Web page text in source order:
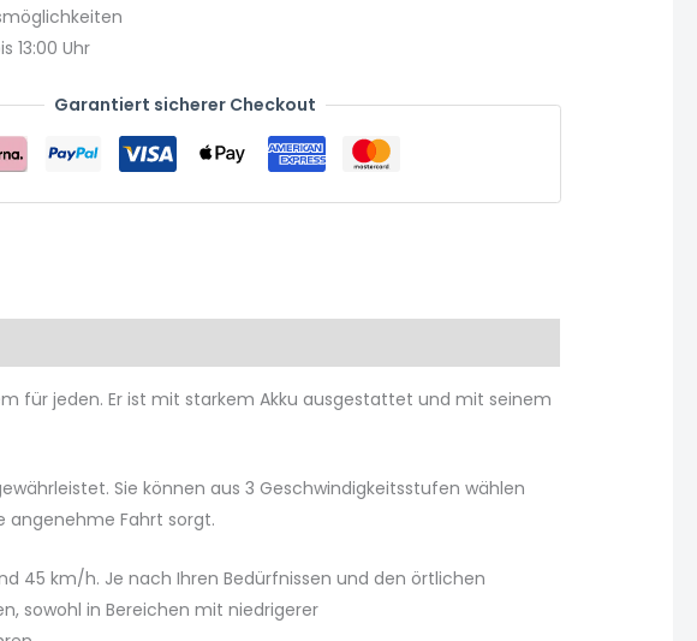
13:00 Uhr
Garantiert sicherer Checkout
für jeden. Er ist mit starkem Akku ausgestattet und mit seinem
Sie können aus 3 Geschwindigkeitsstufen wählen
angenehme Fahrt sorgt.
45 km/h. Je nach Ihren Bedürfnissen und den örtlichen
sowohl in Bereichen mit niedrigerer